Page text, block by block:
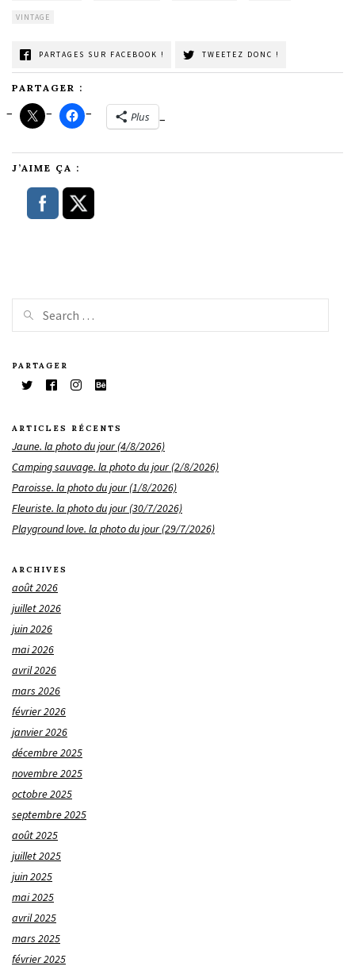
VINTAGE
PARTAGES SUR FACEBOOK ! TWEETEZ DONC !
PARTAGER :
Plus
J’AIME ÇA :
PARTAGER
ARTICLES RÉCENTS
Jaune. la photo du jour (4/8/2026)
Camping sauvage. la photo du jour (2/8/2026)
Paroisse. la photo du jour (1/8/2026)
Fleuriste. la photo du jour (30/7/2026)
Playground love. la photo du jour (29/7/2026)
ARCHIVES
août 2026
juillet 2026
juin 2026
mai 2026
avril 2026
mars 2026
février 2026
janvier 2026
décembre 2025
novembre 2025
octobre 2025
septembre 2025
août 2025
juillet 2025
juin 2025
mai 2025
avril 2025
mars 2025
février 2025